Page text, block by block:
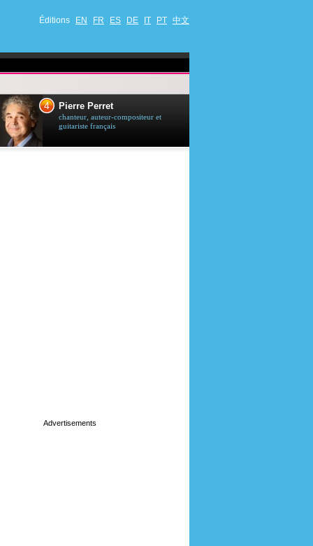
Éditions EN FR ES DE IT PT 中文
4 Pierre Perret
chanteur, auteur-compositeur et
guitariste français